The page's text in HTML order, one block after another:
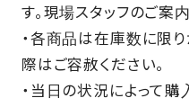
す。現場スタッフのご案
・各商品は在庫数に限
際はご容赦ください。
・当日の状況によって